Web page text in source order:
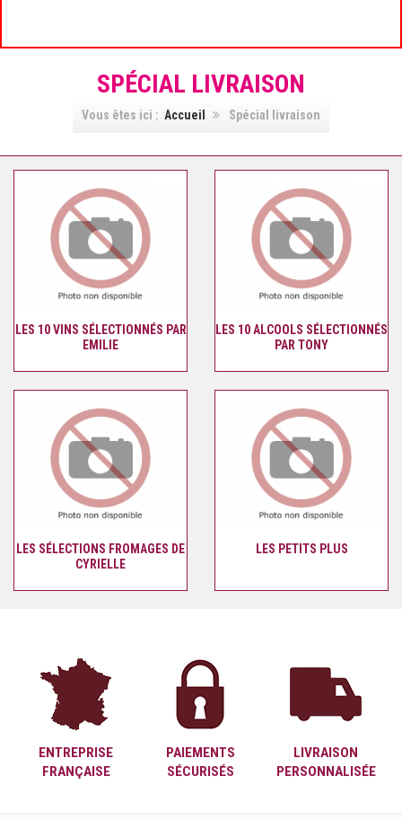
SPÉCIAL LIVRAISON
Vous êtes ici : Accueil Spécial livraison
LES 10 VINS SÉLECTIONNÉS PAR
EMILIE
LES 10 ALCOOLS SÉLECTIONNÉS
PAR TONY
LES SÉLECTIONS FROMAGES DE
CYRIELLE
LES PETITS PLUS
ENTREPRISE
FRANÇAISE
PAIEMENTS
SÉCURISÉS
LIVRAISON
PERSONNALISÉE